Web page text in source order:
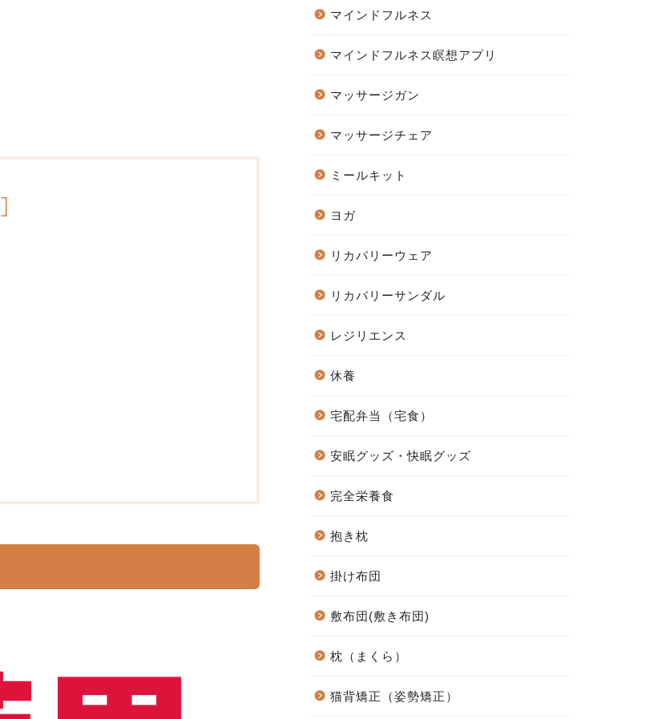
]
マインドフルネス
マインドフルネス瞑想アプリ
マッサージガン
マッサージチェア
ミールキット
ヨガ
リカバリーウェア
リカバリーサンダル
レジリエンス
休養
宅配弁当（宅食）
安眠グッズ・快眠グッズ
完全栄養食
抱き枕
掛け布団
敷布団(敷き布団)
枕（まくら）
猫背矯正（姿勢矯正）